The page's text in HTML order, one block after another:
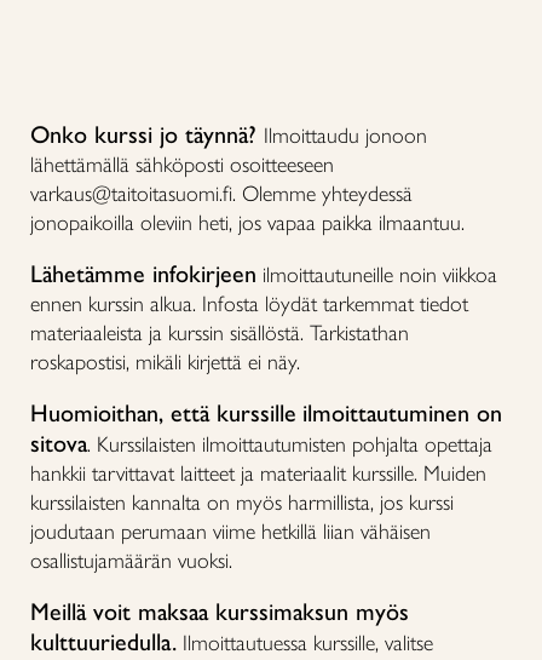
Onko kurssi jo täynnä? Ilmoittaudu jonoon
lähettämällä sähköposti osoitteeseen
varkaus@taitoitasuomi.fi. Olemme yhteydessä
jonopaikoilla oleviin heti, jos vapaa paikka ilmaantuu.
Lähetämme infokirjeen ilmoittautuneille noin viikkoa
ennen kurssin alkua. Infosta löydät tarkemmat tiedot
materiaaleista ja kurssin sisällöstä. Tarkistathan
roskapostisi, mikäli kirjettä ei näy.
Huomioithan, että kurssille ilmoittautuminen on
sitova. Kurssilaisten ilmoittautumisten pohjalta opettaja
hankkii tarvittavat laitteet ja materiaalit kurssille. Muiden
kurssilaisten kannalta on myös harmillista, jos kurssi
joudutaan perumaan viime hetkillä liian vähäisen
osallistujamäärän vuoksi.
Meillä voit maksaa kurssimaksun myös
kulttuuriedulla. Ilmoittautuessa kurssille, valitse